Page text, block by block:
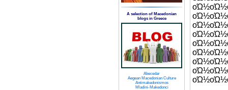
A selection of Macedonian
blogs in Greece
Abecedar
Aegean Macedonian Culture
Antimakedonismos
Mladini-Makedonci